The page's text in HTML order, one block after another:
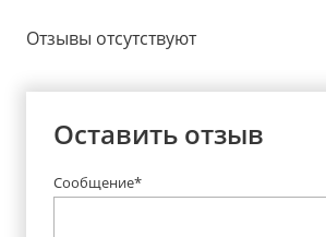
Отзывы отсутствуют
Оставить отзыв
Сообщение*